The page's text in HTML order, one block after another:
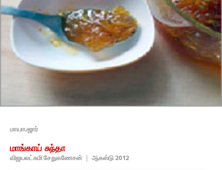
மாயாபஜார்
மாங்காய் சுந்தா
விஜயலட்சுமி சேதுகணேசன் | ஆகஸ்டு 2012